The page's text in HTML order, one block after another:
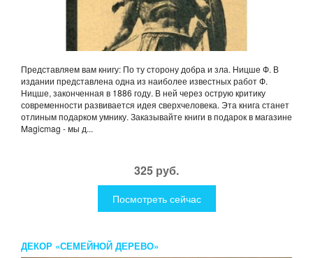
Представляем вам книгу: По ту сторону добра и зла. Ницше Ф. В
издании представлена одна из наиболее известных работ Ф.
Ницше, законченная в 1886 году. В ней через острую критику
современности развивается идея сверхчеловека. Эта книга станет
отлиным подарком умнику. Заказывайте книги в подарок в магазине
Magicmag - мы д...
325 руб.
Посмотреть сейчас
ДЕКОР «СЕМЕЙНОЙ ДЕРЕВО»